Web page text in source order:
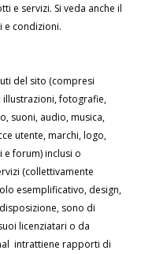
e servizi. Si veda anche il
e condizioni.
del sito (compresi
illustrazioni, fotografie,
suoni, audio, musica,
utente, marchi, logo,
forum) inclusi o
(collettivamente
esemplificativo, design,
sono di
licenziatari o da
intrattiene rapporti di